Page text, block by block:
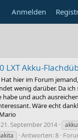
Anmelden
LXT Akku-
hier im Forum
wenig darüber. Da ich
habe und auch
Wäre echt
21. September 2014
Antworten: 8